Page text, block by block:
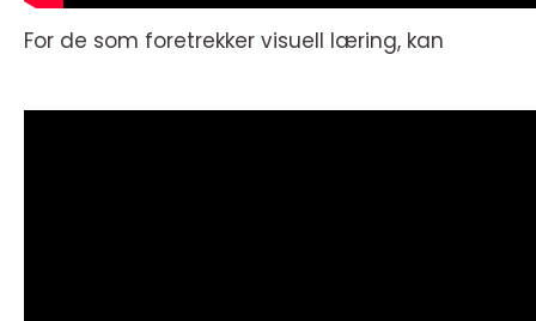
For de som foretrekker visuell læring, kan